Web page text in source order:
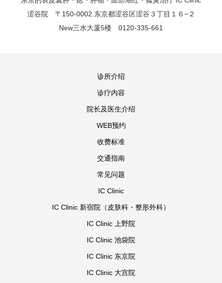
涩谷院 〒150-0002 东京都涩谷区涩谷３丁目１６−２
New三水大厦5楼 0120-335-661
诊所介绍
诊疗内容
院长及医生介绍
WEB预约
收费标准
交通指南
常见问题
IC Clinic
IC Clinic 新宿院（皮肤科・整形外科）
IC Clinic 上野院
IC Clinic 池袋院
IC Clinic 东京院
IC Clinic 大宫院